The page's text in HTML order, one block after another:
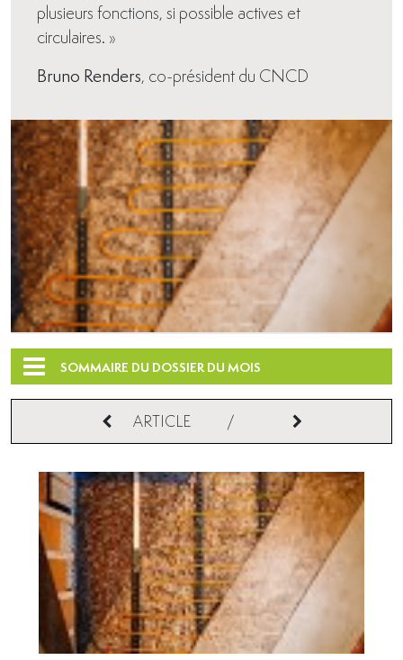
plusieurs fonctions, si possible actives et
circulaires. »
Bruno Renders, co-président du CNCD
SOMMAIRE DU DOSSIER DU MOIS
ARTICLE /